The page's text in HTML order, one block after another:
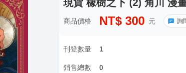
現貨 橡樹之下 (2) 角川 漫
商品價格 NT$ 300 元 詢
刊登數量 1
銷售總數 0